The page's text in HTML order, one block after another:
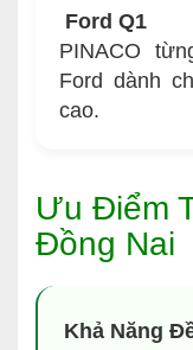
Ford Q1
PINACO
Ford dành
cao.
Ưu Điểm
Đồng Nai
Khả Năng